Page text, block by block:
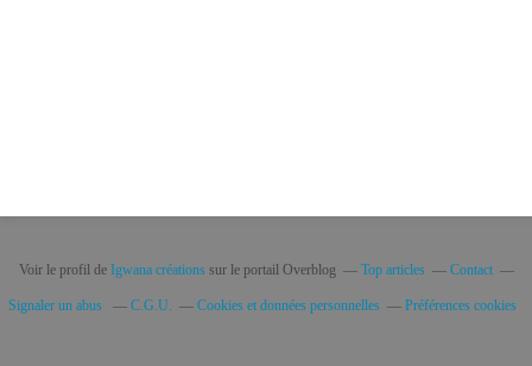
Voir le profil de Igwana créationssur le portail Overblog Top articles Contact
Signaler un abus C.G.U. Cookies et données personnelles Préférences cookies